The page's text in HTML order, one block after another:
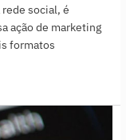
social, é
ação de marketing
formatos